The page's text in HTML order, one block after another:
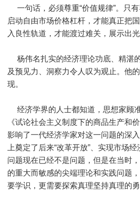
一句话，必须尊重“价值规律”。只有
启动自由市场价格杠杆，才能真正把
入良性轨道，才能渡过难关，展示出光
杨伟名扎实的经济理论功底、精湛
及预见力、洞察力令人叹为观止。他
现。
经济学界的人士都知道，思想家顾
《试论社会主义制度下的商品生产和
影响了一代经济学家对这一问题的深
上奠定了后来“改革开放”、实现市场
问题现在已经不是问题，但是在当时
的重大而敏感的尖端理论和实践问题
要学识，更需要探索真理坚持真理的勇